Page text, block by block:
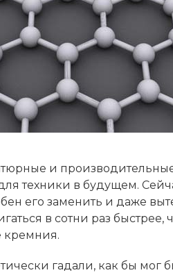
и
техники в будущем.
его заменить и даже
в сотни раз
кремния.
гадали, как бы мог